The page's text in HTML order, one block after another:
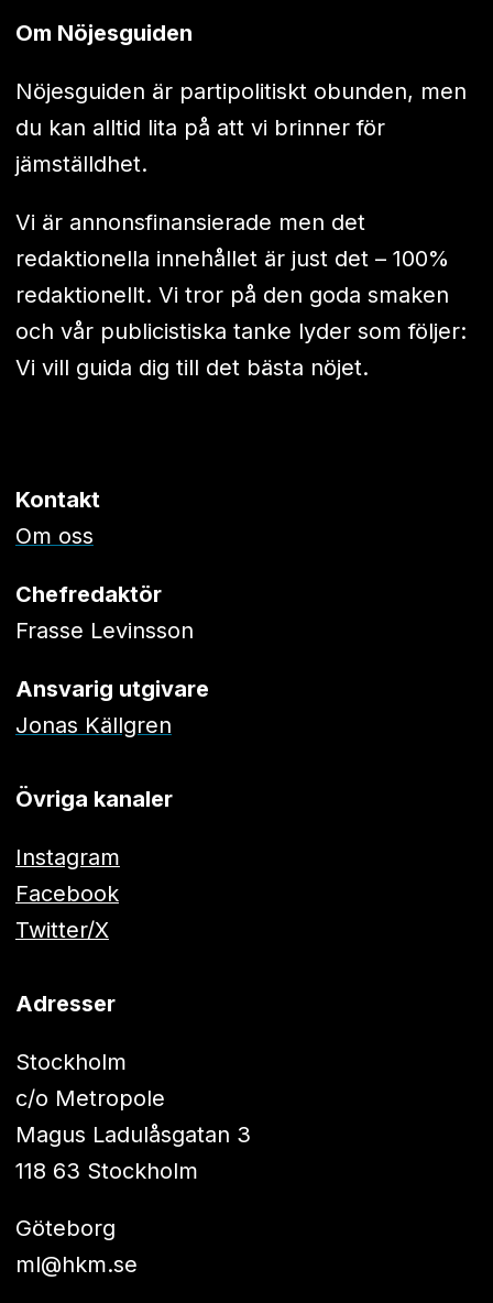
Om Nöjesguiden
Nöjesguiden är partipolitiskt obunden, men
du kan alltid lita på att vi brinner för
jämställdhet.
Vi är annonsfinansierade men det
redaktionella innehållet är just det – 100%
redaktionellt. Vi tror på den goda smaken
och vår publicistiska tanke lyder som följer:
Vi vill guida dig till det bästa nöjet.
Kontakt
Om oss
Chefredaktör
Frasse Levinsson
Ansvarig utgivare
Jonas Källgren
Övriga kanaler
Instagram
Facebook
Twitter/X
Adresser
Stockholm
c/o Metropole
Magus Ladulåsgatan 3
118 63 Stockholm
Göteborg
ml@hkm.se